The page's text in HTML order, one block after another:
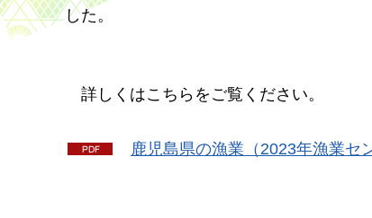
した。
詳しくはこちらをご覧ください。
鹿児島県の漁業（2023年漁業セ